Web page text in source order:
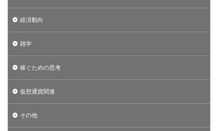
経済動向
雑学
稼ぐための思考
仮想通貨関連
その他